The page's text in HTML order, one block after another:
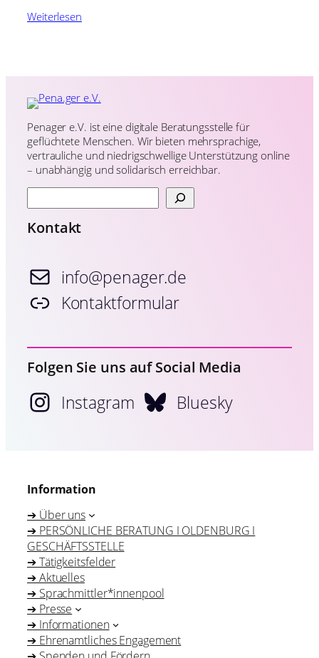
Weiterlesen
Penager e.V. ist eine digitale Beratungsstelle für
geflüchtete Menschen. Wir bieten mehrsprachige,
vertrauliche und niedrigschwellige Unterstützung online
– unabhängig und solidarisch erreichbar.
u
c
hKontakt
info@penager.de
Kontaktformular
Folgen Sie uns auf Social Media
Instagram Bluesky
Information
➔ Über uns
➔ PERSÖNLICHE BERATUNG I OLDENBURG I
GESCHÄFTSSTELLE
➔ Tätigkeitsfelder
➔ Aktuelles
➔ Sprachmittler*innenpool
➔ Presse
➔ Informationen
➔ Ehrenamtliches Engagement